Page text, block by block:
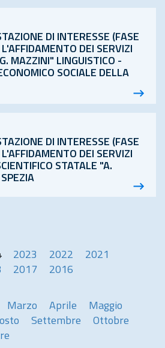
DI INTERESSE (FASE
DEI SERVIZI
MAZZINI" LINGUISTICO -
SOCIALE DELLA
DI INTERESSE (FASE
DEI SERVIZI
STATALE "A.
2023 2022
2021
2017
2016
Marzo Aprile
Maggio
Settembre
Ottobre